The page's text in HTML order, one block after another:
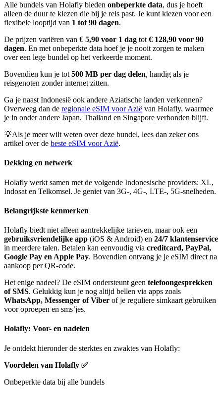
Alle bundels van Holafly bieden onbeperkte data, dus je hoeft
alleen de duur te kiezen die bij je reis past. Je kunt kiezen voor een
flexibele looptijd van 1 tot 90 dagen.
De prijzen variëren van € 5,90 voor 1 dag tot € 128,90 voor 90
dagen. En met onbeperkte data hoef je je nooit zorgen te maken
over een lege bundel op het verkeerde moment.
Bovendien kun je tot 500 MB per dag delen, handig als je
reisgenoten zonder internet zitten.
Ga je naast Indonesië ook andere Aziatische landen verkennen?
Overweeg dan de regionale eSIM voor Azië van Holafly, waarmee
je in onder andere Japan, Thailand en Singapore verbonden blijft.
💡Als je meer wilt weten over deze bundel, lees dan zeker ons
artikel over de beste eSIM voor Azië.
Dekking en netwerk
Holafly werkt samen met de volgende Indonesische providers: XL,
Indosat en Telkomsel. Je geniet van 3G-, 4G-, LTE-, 5G-snelheden.
Belangrijkste kenmerken
Holafly biedt niet alleen aantrekkelijke tarieven, maar ook een
gebruiksvriendelijke app (iOS & Android) en 24/7 klantenservice
in meerdere talen. Betalen kan eenvoudig via creditcard, PayPal,
Google Pay en Apple Pay. Bovendien ontvang je je eSIM direct na
aankoop per QR-code.
Het enige nadeel? De eSIM ondersteunt geen telefoongesprekken
of SMS. Gelukkig kun je nog altijd bellen via apps zoals
WhatsApp, Messenger of Viber of je reguliere simkaart gebruiken
voor oproepen en sms’jes.
Holafly: Voor- en nadelen
Je ontdekt hieronder de sterktes en zwaktes van Holafly:
Voordelen van Holafly ✅
Onbeperkte data bij alle bundels